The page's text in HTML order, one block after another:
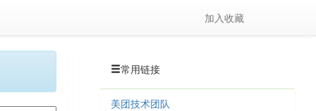
加入收藏
常用链接
美团技术团队